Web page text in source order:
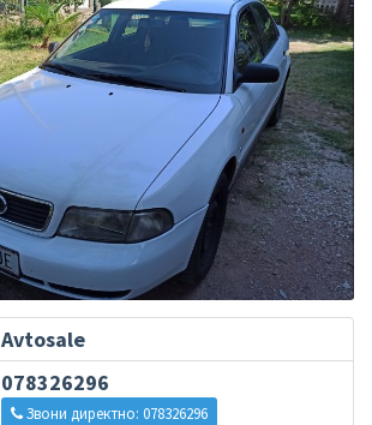
Avtosale
078326296
Звони директно: 078326296